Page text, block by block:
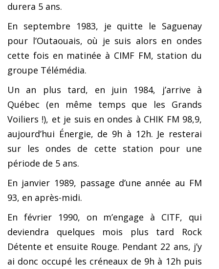
durera 5 ans.
En septembre 1983, je quitte le Saguenay
pour l’Outaouais, où je suis alors en ondes
cette fois en matinée à CIMF FM, station du
groupe Télémédia.
Un an plus tard, en juin 1984, j’arrive à
Québec (en même temps que les Grands
Voiliers !), et je suis en ondes à CHIK FM 98,9,
aujourd’hui Énergie, de 9h à 12h. Je resterai
sur les ondes de cette station pour une
période de 5 ans.
En janvier 1989, passage d’une année au FM
93, en après-midi.
En février 1990, on m’engage à CITF, qui
deviendra quelques mois plus tard Rock
Détente et ensuite Rouge. Pendant 22 ans, j’y
ai donc occupé les créneaux de 9h à 12h puis